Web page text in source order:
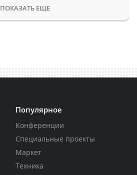
ПОКАЗАТЬ ЕЩЕ
Популярное
Конференции
Специальные проекты
Маркет
Техника